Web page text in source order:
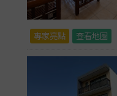
專家亮點 查看地圖